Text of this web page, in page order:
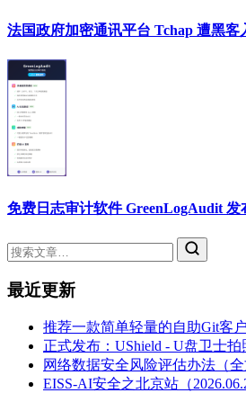
法国政府加密通讯平台 Tchap 遭黑
免费日志审计软件 GreenLogAudit 发
最近更新
推荐一款简单轻量的自助Git客
正式发布：UShield - U盘卫士
网络数据安全风险评估办法（全
EISS-AI安全之北京站（